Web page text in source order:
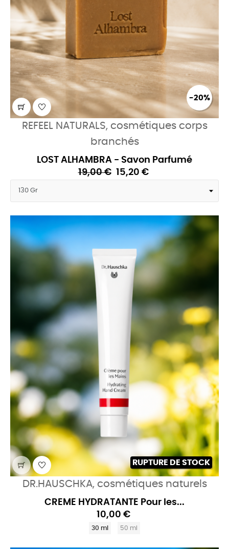
-20%
REFEEL NATURALS, cosmétiques corps
branchés
LOST ALHAMBRA - Savon Parfumé
19,00 € 15,20 €
RUPTURE DE STOCK
DR.HAUSCHKA, cosmétiques naturels
CREME HYDRATANTE Pour les...
10,00 €
30 ml 50 ml